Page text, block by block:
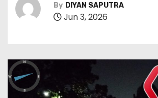
By DIYAN SAPUTRA
Jun 3, 2026